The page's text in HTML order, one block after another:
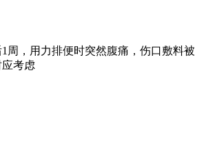
周，用力排便时突然腹痛，伤口敷料被
考虑